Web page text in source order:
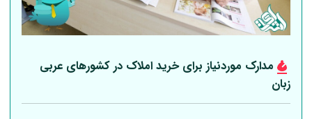
مدارک موردنیاز برای خرید املاک در کشورهای عربی
زبان